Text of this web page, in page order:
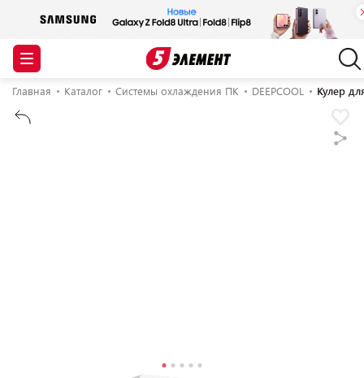
Главная Каталог Системы охлаждения ПК DEEPCOOL Кулер